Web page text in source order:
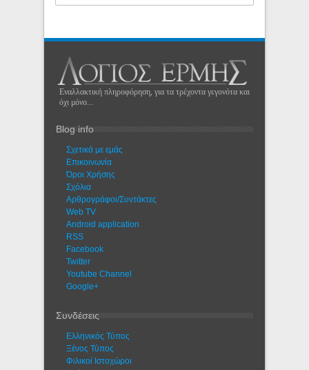
Εναλλακτική πληροφόρηση, για τα τρέχοντα γεγονότα και
όχι μόνο...
Blog info
Σχετικά με εμάς
Eπικοινωνία
Όροι Χρήσης
Σχόλια
Αρθρογράφοι/Συντάκτες
Web TV
Android application
RSS
Facebook
Twitter
Youtube Channel
Google+
Συνδέσεις
Ελληνικός Τύπος
Ξένος Τύπος
Φιλικοί Ιστοχώροι